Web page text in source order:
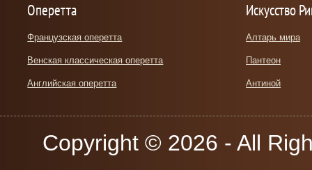
Оперетта
Французская оперетта
Венская классическая оперетта
Английская оперетта
Искусство
Алтарь мира
Пантеон
Антиной
Copyright © 2026 - All